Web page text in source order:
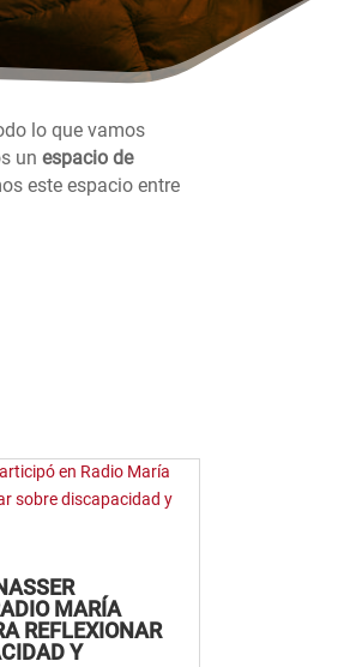
lo que vamos
unespacio de
este espacio entre
MARÍA
REFLEXIONAR
Y